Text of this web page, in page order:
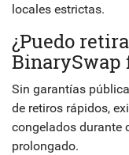
locales estrictas.
¿Puedo
BinarySwap
Sin garantías
de retiros rápidos,
congelados durante
prolongado.